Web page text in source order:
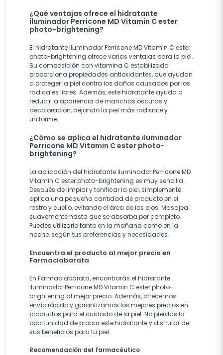
¿Qué ventajas ofrece el hidratante
iluminador Perricone MD Vitamin C ester
photo-brightening?
El hidratante iluminador Perricone MD Vitamin C ester
photo-brightening ofrece varias ventajas para la piel.
Su composición con vitamina C estabilizada
proporciona propiedades antioxidantes, que ayudan
a proteger la piel contra los daños causados por los
radicales libres. Además, este hidratante ayuda a
reducir la apariencia de manchas oscuras y
decoloración, dejando la piel más radiante y
uniforme.
¿Cómo se aplica el hidratante iluminador
Perricone MD Vitamin C ester photo-
brightening?
La aplicación del hidratante iluminador Perricone MD
Vitamin C ester photo-brightening es muy sencilla.
Después de limpiar y tonificar la piel, simplemente
aplica una pequeña cantidad de producto en el
rostro y cuello, evitando el área de los ojos. Masajea
suavemente hasta que se absorba por completo.
Puedes utilizarlo tanto en la mañana como en la
noche, según tus preferencias y necesidades.
Encuentra el producto al mejor precio en
Farmaciabarata
En Farmaciabarata, encontrarás el hidratante
iluminador Perricone MD Vitamin C ester photo-
brightening al mejor precio. Además, ofrecemos
envío rápido y garantizamos los mejores precios en
productos para el cuidado de la piel. No pierdas la
oportunidad de probar este hidratante y disfrutar de
sus beneficios para tu piel.
Recomendación del farmacéutico